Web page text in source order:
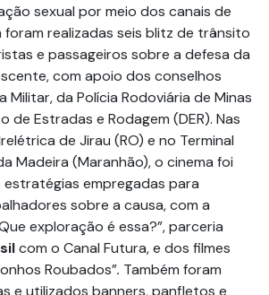
sexual por meio dos canais de
foram realizadas seis blitz de trânsito
e passageiros sobre a defesa da
com apoio dos conselhos
Militar, da Polícia Rodoviária de Minas
de Estradas e Rodagem (DER). Nas
de Jirau (RO) e no Terminal
Madeira (Maranhão), o cinema foi
estratégias empregadas para
sobre a causa, com a
exploração é essa?”, parceria
com o Canal Futura, e dos filmes
Roubados”. Também foram
e utilizados banners, panfletos e